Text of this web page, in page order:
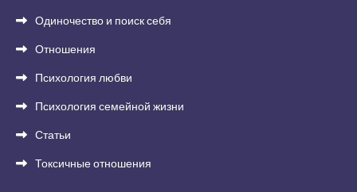
Одиночество и поиск себя
Отношения
Психология любви
Психология семейной жизни
Статьи
Токсичные отношения